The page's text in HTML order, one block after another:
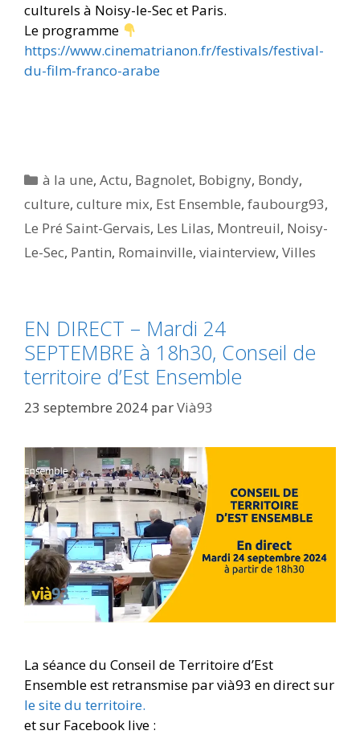
culturels à Noisy-le-Sec et Paris.
Le programme
https://www.cinematrianon.fr/festivals/festival-
du-film-franco-arabe
Catégories
à la une,Actu, Bagnolet, Bobigny, Bondy,
culture, culture mix, Est Ensemble, faubourg93,
Le Pré Saint-Gervais, Les Lilas, Montreuil, Noisy-
Le-Sec, Pantin, Romainville, viainterview, Villes
EN DIRECT – Mardi 24
SEPTEMBRE à 18h30, Conseil de
territoire d’Est Ensemble
23 septembre 2024 parVià93
La séance du Conseil de Territoire d’Est
Ensemble est retransmise par vià93 en direct sur
le site du territoire.
et sur Facebook live :